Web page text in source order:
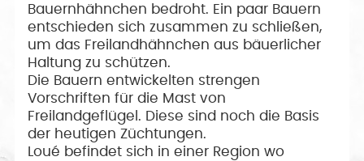
Bauernhähnchen bedroht. Ein paar Bauern
entschieden sich zusammen zu schließen,
um das Freilandhähnchen aus bäuerlicher
Haltung zu schützen.
Die Bauern entwickelten strengen
Vorschriften für die Mast von
Freilandgeflügel. Diese sind noch die Basis
der heutigen Züchtungen.
Loué befindet sich in einer Region wo